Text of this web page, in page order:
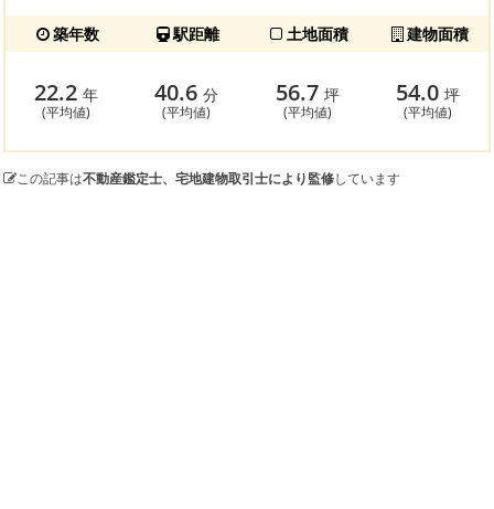
築年数 駅距離 土地面積 建物面積
22.2 年
(平均値)
40.6分
(平均値)
56.7 坪
(平均値)
54.0坪
(平均値)
この記事は不動産鑑定士、宅地建物取引士により監修しています